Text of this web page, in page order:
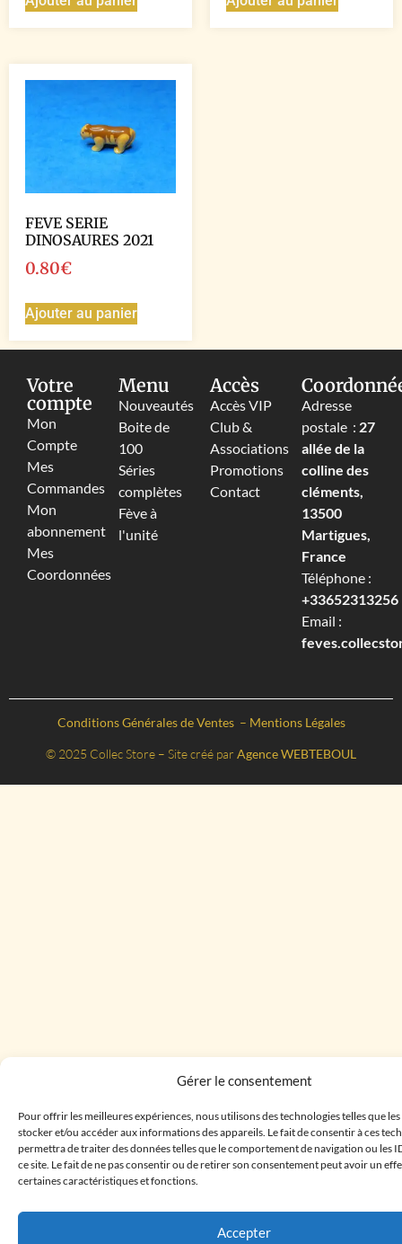
Gérer le consentement
Pour offrir les meilleures expériences, nous utilisons des technologies telles que
stocker et/ou accéder aux informations des appareils. Le fait de consentir à ces
permettra de traiter des données telles que le comportement de navigation ou les
ce site. Le fait de ne pas consentir ou de retirer son consentement peut avoir un
certaines caractéristiques et fonctions.
Accepter
FEVE SERIE
DINOSAURES 2021
0.80€
Ajouter au panier
Votre
compte
Mon
Compte
Mes
Commandes
Mon
abonnement
Mes
Coordonnées
Menu
Nouveautés
Boite de
100
Séries
complètes
Fève à
l'unité
Accès
Accès VIP
Club &
Associations
Promotions
Contact
Adresse
postale : 27
allée de la
colline des
cléments,
13500
Martigues,
France
Téléphone :
+33652313256‬
Email :
Conditions Générales de Ventes – Mentions Légales
© 2025 Collec Store – Site créé par Agence WEBTEBOUL